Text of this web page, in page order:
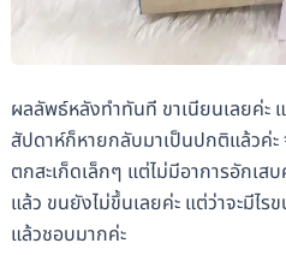
ผลลัพธ์หลังทำทันที ขาเนียนเลยค่ะ
สัปดาห์ก็หายกลับมาเป็นปกติแล้วค่ะ
ตกสะเก็ดเล็กๆ แต่ไม่มีอาการอักเส
แล้ว ขนยังไม่ขึ้นเลยค่ะ แต่ว่าจะมีไ
แล้วชอบมากค่ะ